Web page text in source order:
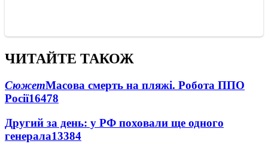
ЧИТАЙТЕ ТАКОЖ
СюжетМасова смерть на пляжі. Робота ППО
Росії16478
Другий за день: у РФ поховали ще одного
генерала13384